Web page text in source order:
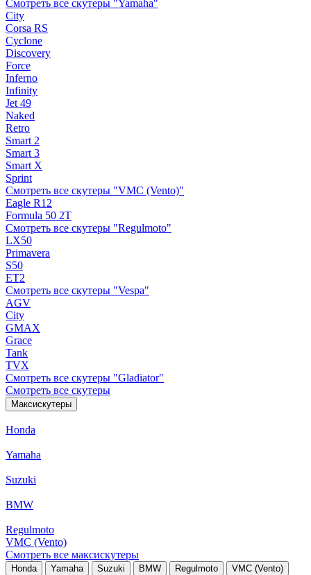
Смотреть все скутеры "Yamaha"
City
Corsa RS
Cyclone
Discovery
Force
Inferno
Infinity
Jet 49
Naked
Retro
Smart 2
Smart 3
Smart X
Sprint
Смотреть все скутеры "VMC (Vento)"
Eagle R12
Formula 50 2Т
Смотреть все скутеры "Regulmoto"
LX50
Primavera
S50
ET2
Смотреть все скутеры "Vespa"
AGV
City
GMAX
Grace
Tank
TVX
Смотреть все скутеры "Gladiator"
Смотреть все скутеры
Максискутеры
Honda
Yamaha
Suzuki
BMW
Regulmoto
VMC (Vento)
Смотреть все максискутеры
Honda Yamaha Suzuki BMW Regulmoto VMC (Vento)